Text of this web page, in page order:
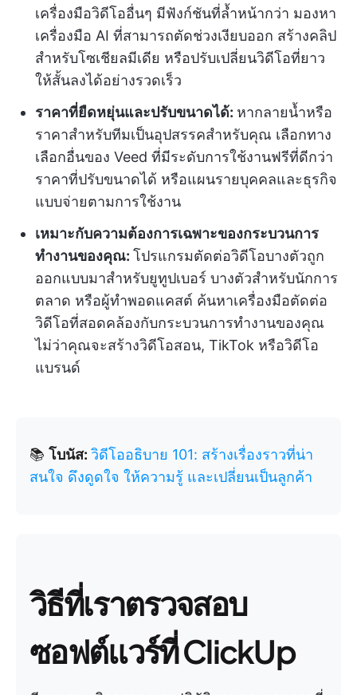
เครื่องมือวิดีโออื่นๆ มีฟังก์ชันที่ล้ำหน้ากว่า มองหา
เครื่องมือ AI ที่สามารถตัดช่วงเงียบออก สร้างคลิป
สำหรับโซเชียลมีเดีย หรือปรับเปลี่ยนวิดีโอที่ยาว
ให้สั้นลงได้อย่างรวดเร็ว
ราคาที่ยืดหยุ่นและปรับขนาดได้: หากลายน้ำหรือ
ราคาสำหรับทีมเป็นอุปสรรคสำหรับคุณ เลือกทาง
เลือกอื่นของ Veed ที่มีระดับการใช้งานฟรีที่ดีกว่า
ราคาที่ปรับขนาดได้ หรือแผนรายบุคคลและธุรกิจ
แบบจ่ายตามการใช้งาน
เหมาะกับความต้องการเฉพาะของกระบวนการ
ทำงานของคุณ: โปรแกรมตัดต่อวิดีโอบางตัวถูก
ออกแบบมาสำหรับยูทูปเบอร์ บางตัวสำหรับนักการ
ตลาด หรือผู้ทำพอดแคสต์ ค้นหาเครื่องมือตัดต่อ
วิดีโอที่สอดคล้องกับกระบวนการทำงานของคุณ
ไม่ว่าคุณจะสร้างวิดีโอสอน, TikTok หรือวิดีโอ
แบรนด์
📚 โบนัส: วิดีโออธิบาย 101: สร้างเรื่องราวที่น่า
สนใจ ดึงดูดใจ ให้ความรู้ และเปลี่ยนเป็นลูกค้า
วิธีที่เราตรวจสอบ
ซอฟต์แวร์ที่ ClickUp